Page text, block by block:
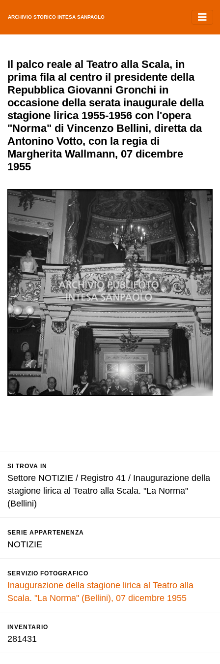
ARCHIVIO STORICO INTESA SANPAOLO
Il palco reale al Teatro alla Scala, in
prima fila al centro il presidente della
Repubblica Giovanni Gronchi in
occasione della serata inaugurale della
stagione lirica 1955-1956 con l'opera
"Norma" di Vincenzo Bellini, diretta da
Antonino Votto, con la regia di
Margherita Wallmann, 07 dicembre
1955
SI TROVA IN
Settore NOTIZIE / Registro 41 / Inaugurazione della
stagione lirica al Teatro alla Scala. "La Norma"
(Bellini)
SERIE APPARTENENZA
NOTIZIE
SERVIZIO FOTOGRAFICO
Inaugurazione della stagione lirica al Teatro alla
Scala. "La Norma" (Bellini), 07 dicembre 1955
INVENTARIO
281431